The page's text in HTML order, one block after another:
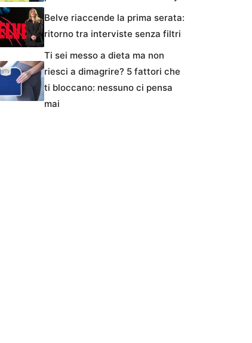
Belve riaccende la prima serata:
ritorno tra interviste senza filtri
Ti sei messo a dieta ma non
riesci a dimagrire? 5 fattori che
ti bloccano: nessuno ci pensa
mai